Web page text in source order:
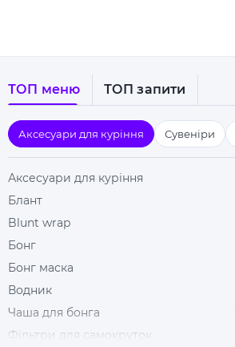
ТОП меню ТОП запити
Аксесуари для куріння Сувеніри
Аксесуари для куріння
Блант
Blunt wrap
Бонг
Бонг маска
Водник
Чаша для бонга
Фільтри для самокруток